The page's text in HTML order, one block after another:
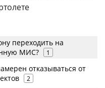
переходить на
МИС?
1
отказываться от
2